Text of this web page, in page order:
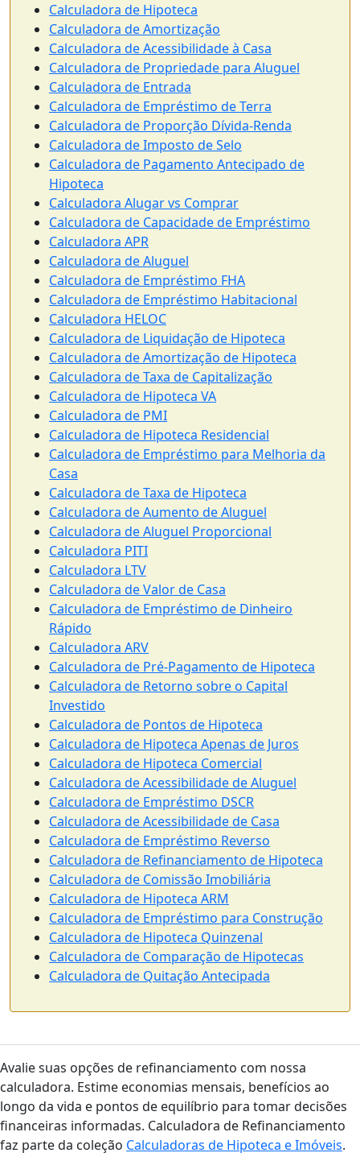
Calculadora de Hipoteca
Calculadora de Amortização
Calculadora de Acessibilidade à Casa
Calculadora de Propriedade para Aluguel
Calculadora de Entrada
Calculadora de Empréstimo de Terra
Calculadora de Proporção Dívida-Renda
Calculadora de Imposto de Selo
Calculadora de Pagamento Antecipado de
Hipoteca
Calculadora Alugar vs Comprar
Calculadora de Capacidade de Empréstimo
Calculadora APR
Calculadora de Aluguel
Calculadora de Empréstimo FHA
Calculadora de Empréstimo Habitacional
Calculadora HELOC
Calculadora de Liquidação de Hipoteca
Calculadora de Amortização de Hipoteca
Calculadora de Taxa de Capitalização
Calculadora de Hipoteca VA
Calculadora de PMI
Calculadora de Hipoteca Residencial
Calculadora de Empréstimo para Melhoria da
Casa
Calculadora de Taxa de Hipoteca
Calculadora de Aumento de Aluguel
Calculadora de Aluguel Proporcional
Calculadora PITI
Calculadora LTV
Calculadora de Valor de Casa
Calculadora de Empréstimo de Dinheiro
Rápido
Calculadora ARV
Calculadora de Pré-Pagamento de Hipoteca
Calculadora de Retorno sobre o Capital
Investido
Calculadora de Pontos de Hipoteca
Calculadora de Hipoteca Apenas de Juros
Calculadora de Hipoteca Comercial
Calculadora de Acessibilidade de Aluguel
Calculadora de Empréstimo DSCR
Calculadora de Acessibilidade de Casa
Calculadora de Empréstimo Reverso
Calculadora de Refinanciamento de Hipoteca
Calculadora de Comissão Imobiliária
Calculadora de Hipoteca ARM
Calculadora de Empréstimo para Construção
Calculadora de Hipoteca Quinzenal
Calculadora de Comparação de Hipotecas
Calculadora de Quitação Antecipada
Avalie suas opções de refinanciamento com nossa
calculadora. Estime economias mensais, benefícios ao
longo da vida e pontos de equilíbrio para tomar decisões
financeiras informadas. Calculadora de Refinanciamento
faz parte da coleção Calculadoras de Hipoteca e Imóveis.